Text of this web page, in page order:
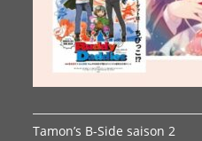
Tamon’s B-Side saison 2